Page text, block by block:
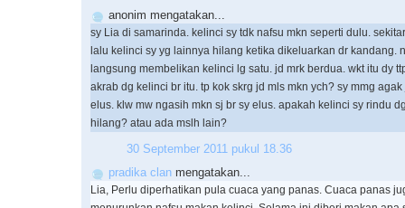
anonim mengatakan...
sy Lia di samarinda. kelinci sy tdk nafsu mkn seperti dulu.
lalu kelinci sy yg lainnya hilang ketika dikeluarkan dr kandang.
langsung membelikan kelinci lg satu. jd mrk berdua. wkt itu dy
akrab dg kelinci br itu. tp kok skrg jd mls mkn ych? sy mmg
elus. klw mw ngasih mkn sj br sy elus. apakah kelinci sy rindu
hilang? atau ada mslh lain?
30 September 2011 pukul 18.36
pradika clan mengatakan...
Lia, Perlu diperhatikan pula cuaca yang panas. Cuaca panas